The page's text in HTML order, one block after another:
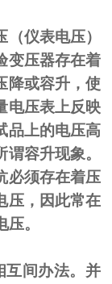
仪表电压）
变压器存在着
降或容升，使
电压表上反映
品上的电压高
容升现象。
必须存在着压
压，因此常在
。
互间办法。并